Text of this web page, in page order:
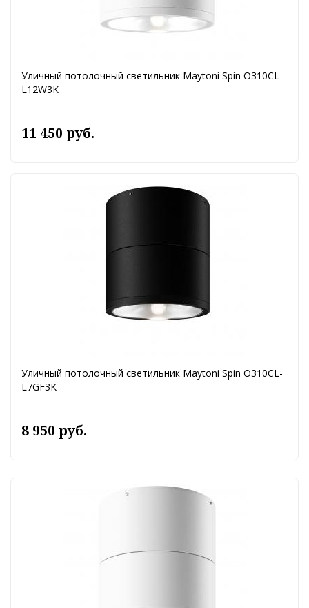
Уличный потолочный светильник Maytoni Spin O310CL-
L12W3K
11 450 руб.
Уличный потолочный светильник Maytoni Spin O310CL-
L7GF3K
8 950 руб.